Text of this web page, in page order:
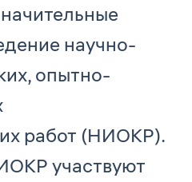
научно-
опытно-
работ (НИОКР).
участвуют